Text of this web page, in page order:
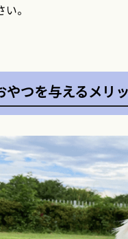
。
やつを与えるメリ